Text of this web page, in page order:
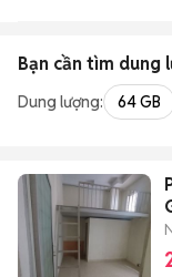
Bạn cần tìm dung
Dung lượng: 64 GB